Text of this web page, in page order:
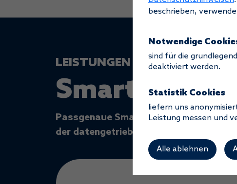
beschrieben,
Notwendige
sind für die
deaktiviert werden.
Statistik Cookies
liefern uns
Leistung messen und
Alle ablehnen
LEISTUNGEN
Smarte
Passgenaue Smart Data Modelle,
der datengetriebenen Bearbeitung